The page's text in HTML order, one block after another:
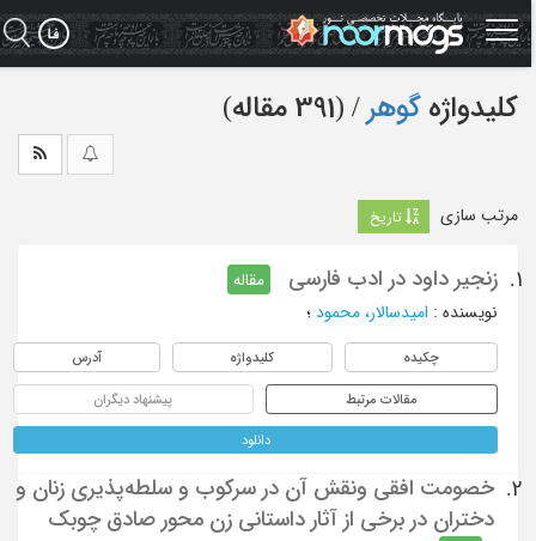
کلیدواژه گوهر ‏/ (391 مقاله)
مرتب سازی تاریخ
1. زنجیر داود در ادب فارسی
مقاله
نویسنده: امیدسالار، محمود؛
چکیده کلیدواژه آدرس
مقالات مرتبط پیشنهاد دیگران
دانلود
2.
خصومت افقی ونقش آن در سرکوب و سلطه‌پذیری زنان و
دختران در برخی از آثار داستانی زن محور صادق چوبک